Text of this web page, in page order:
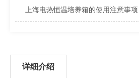
上海电热恒温培养箱的使用注意事项
详细介绍